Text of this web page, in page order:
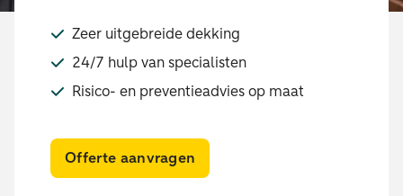
Zeer uitgebreide dekking
24/7 hulp van specialisten
Risico- en preventieadvies op maat
Offerte aanvragen